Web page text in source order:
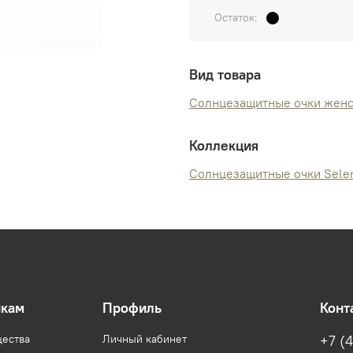
Остаток:
Вид товара
Солнцезащитные очки
Коллекция
Солнцезащитные очки
Профиль
Личный кабинет
+7